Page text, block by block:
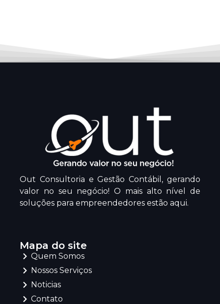
Out Consultoria e Gestão Contábil, gerando
valor no seu negócio! O mais alto nível de
soluções para empreendedores estão aqui.
Mapa do site
Quem Somos
Nossos Serviços
Noticias
Contato